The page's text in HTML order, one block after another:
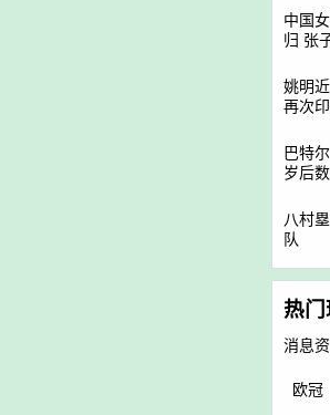
中国
归 张
姚明
再次
巴特
岁后
八村
队
热门
消息
欧冠